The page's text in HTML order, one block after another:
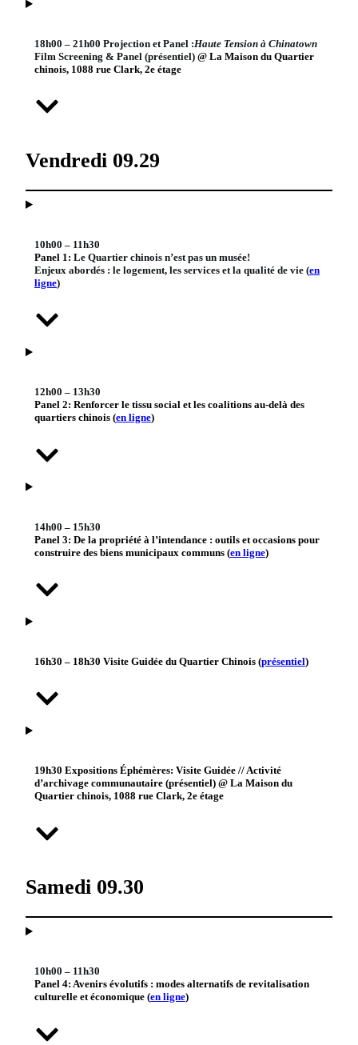
18h00 – 21h00 Projection et Panel :Haute Tension à Chinatown
Film Screening & Panel (présentiel) @ La Maison du Quartier
chinois, 1088 rue Clark, 2e étage
Vendredi 09.29
10h00 – 11h30
Panel 1: Le Quartier chinois n’est pas un musée!
Enjeux abordés : le logement, les services et la qualité de vie (en
ligne)
12h00 – 13h30
Panel 2: Renforcer le tissu social et les coalitions au-delà des
quartiers chinois (en ligne)
14h00 – 15h30
Panel 3: De la propriété à l’intendance : outils et occasions pour
construire des biens municipaux communs (en ligne)
16h30 – 18h30 Visite Guidée du Quartier Chinois (présentiel)
19h30 Expositions Éphémères: Visite Guidée // Activité
d’archivage communautaire (présentiel) @ La Maison du
Quartier chinois, 1088 rue Clark, 2e étage
Samedi 09.30
10h00 – 11h30
Panel 4: Avenirs évolutifs : modes alternatifs de revitalisation
culturelle et économique (en ligne)